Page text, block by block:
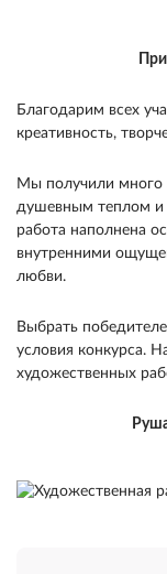
Благодарим всех
креативность,
Мы получили много
душевным теплом и
работа наполнена
внутренними
любви.
Выбрать
условия конкурса.
художественных